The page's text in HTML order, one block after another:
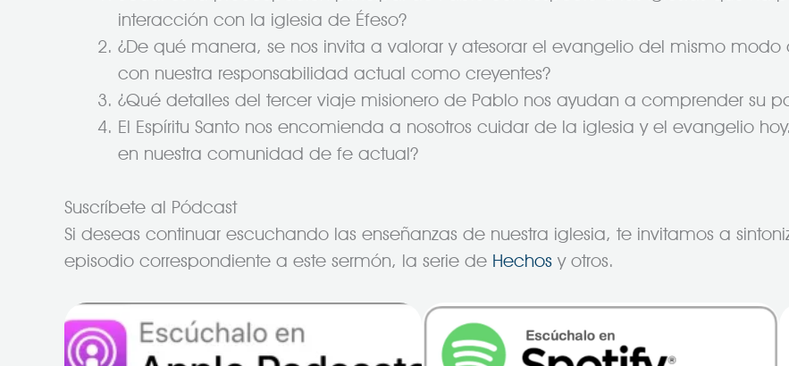
interacción con la iglesia de Éfeso?
¿De qué manera, se nos invita a valorar y atesorar el evangelio del mismo
con nuestra responsabilidad actual como creyentes?
¿Qué detalles del tercer viaje misionero de Pablo nos ayudan a comprender su
El Espíritu Santo nos encomienda a nosotros cuidar de la iglesia y el evangelio
en nuestra comunidad de fe actual?
Suscríbete al Pódcast
Si deseas continuar escuchando las enseñanzas de nuestra iglesia, te invitamos a
episodio correspondiente a este sermón, la serie de Hechos y otros.